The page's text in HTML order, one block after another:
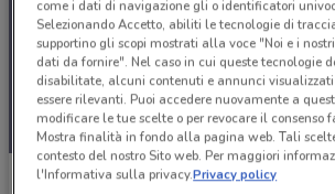
BNL
come i dati di navigazione gli o identificatori
Selezionando Accetto, abiliti le tecnologie di
supportino gli scopi mostrati alla voce "Noi e i
dati da fornire". Nel caso in cui queste tecnologie
disabilitate, alcuni contenuti e annunci visualizzati
essere rilevanti. Puoi accedere nuovamente a
modificare le tue scelte o per revocare il consenso
Mostra finalità in fondo alla pagina web. Tali
contesto del nostro Sito web. Per maggiori
l'Informativa sulla privacy.Privacy policy